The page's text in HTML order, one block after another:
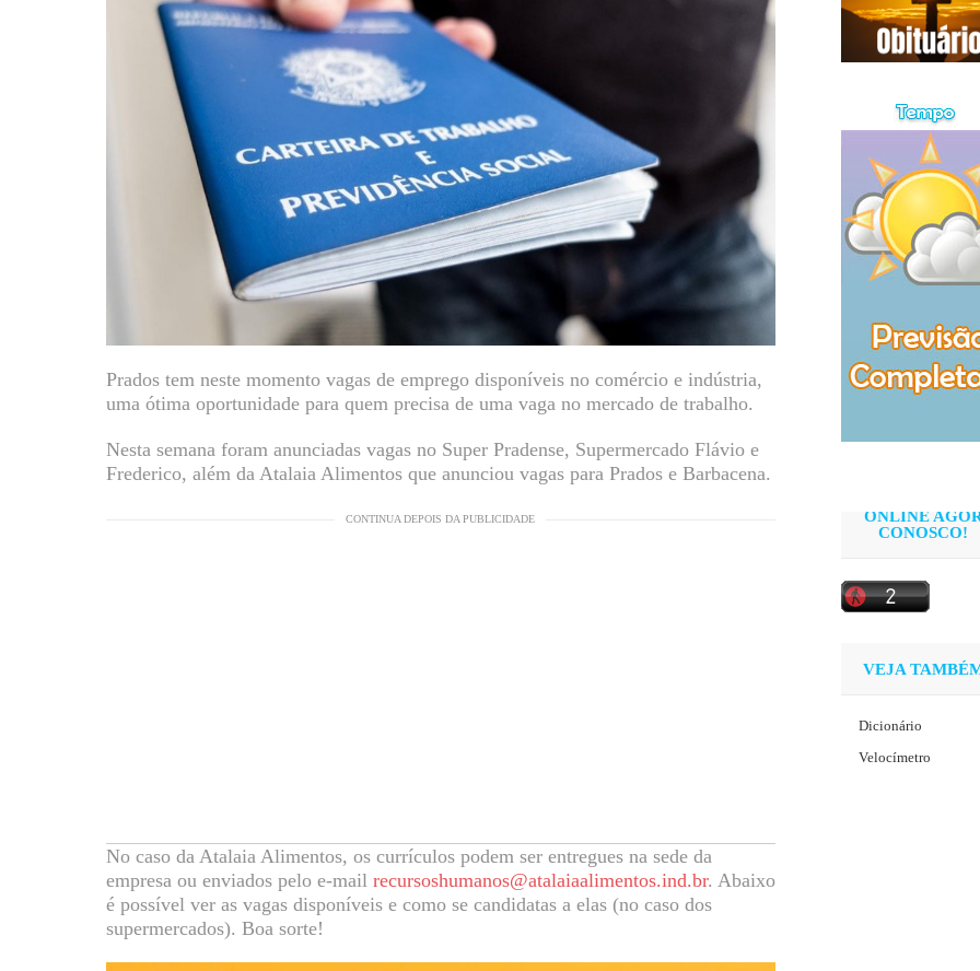
Prados tem neste momento vagas de emprego disponíveis no comércio e indústria,
uma ótima oportunidade para quem precisa de uma vaga no mercado de trabalho.
Nesta semana foram anunciadas vagas no Super Pradense, Supermercado Flávio e
Frederico, além da Atalaia Alimentos que anunciou vagas para Prados e Barbacena.
CONTINUA DEPOIS DA PUBLICIDADE
No caso da Atalaia Alimentos, os currículos podem ser entregues na sede da
empresa ou enviados pelo e-mail recursoshumanos@atalaiaalimentos.ind.br. Abaixo
é possível ver as vagas disponíveis e como se candidatas a elas (no caso dos
supermercados). Boa sorte!
ONLINE
CONOSCO!
VEJA
Dicionário
Velocímetro